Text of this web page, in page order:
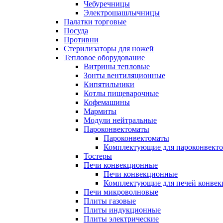
Чебуречницы
Электрошашлычницы
Палатки торговые
Посуда
Противни
Стерилизаторы для ножей
Тепловое оборудование
Витрины тепловые
Зонты вентиляционные
Кипятильники
Котлы пищеварочные
Кофемашины
Мармиты
Модули нейтральные
Пароконвектоматы
Пароконвектоматы
Комплектующие для
Тостеры
Печи конвекционные
Печи конвекционные
Комплектующие для печей
Печи микроволновые
Плиты газовые
Плиты индукционные
Плиты электрические